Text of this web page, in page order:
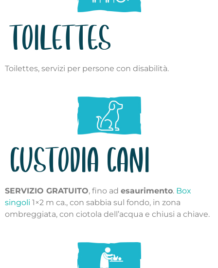
TOILETTES
Toilettes, servizi per persone con disabilità.
CUSTODIA CANI
SERVIZIO GRATUITO, fino ad esaurimento. Box
singoli 1×2 m ca., con sabbia sul fondo, in zona
ombreggiata, con ciotola dell’acqua e chiusi a chiave.